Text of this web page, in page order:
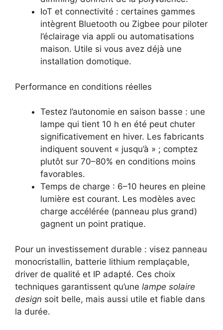
IoT et connectivité : certaines gammes
intègrent Bluetooth ou Zigbee pour piloter
l’éclairage via appli ou automatisations
maison. Utile si vous avez déjà une
installation domotique.
Performance en conditions réelles
Testez l’autonomie en saison basse : une
lampe qui tient 10 h en été peut chuter
significativement en hiver. Les fabricants
indiquent souvent « jusqu’à » ; comptez
plutôt sur 70–80% en conditions moins
favorables.
Temps de charge : 6–10 heures en pleine
lumière est courant. Les modèles avec
charge accélérée (panneau plus grand)
gagnent un point pratique.
Pour un investissement durable : visez panneau
monocristallin, batterie lithium remplaçable,
driver de qualité et IP adapté. Ces choix
techniques garantissent qu’une lampe solaire
design soit belle, mais aussi utile et fiable dans
la durée.